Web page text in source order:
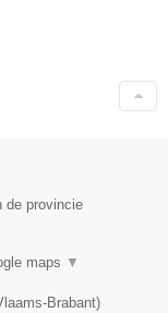
de provincie
maps ▼
Brabant)